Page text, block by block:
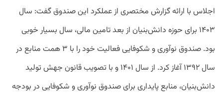
اجلاس با ارائه گزارش مختصری از عملکرد این صندوق گفت: سال
۱۴۰۳ برای حوزه دانش‌بنیان از بعد تامین مالی، سال بسیار خوبی
بود. صندوق نوآوری و شکوفایی فعالیت خود را با ۳ همت منابع در
سال ۱۳۹۲ آغاز کرد. از سال ۱۴۰۱ و با تصویب قانون جهش تولید
دانش‌بنیان، منابع پایداری برای صندوق نوآوری و شکوفایی در بودجه‌